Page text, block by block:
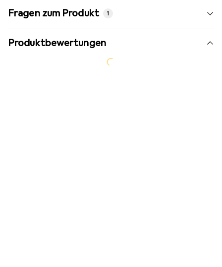
Fragen zum Produkt 1
Produktbewertungen